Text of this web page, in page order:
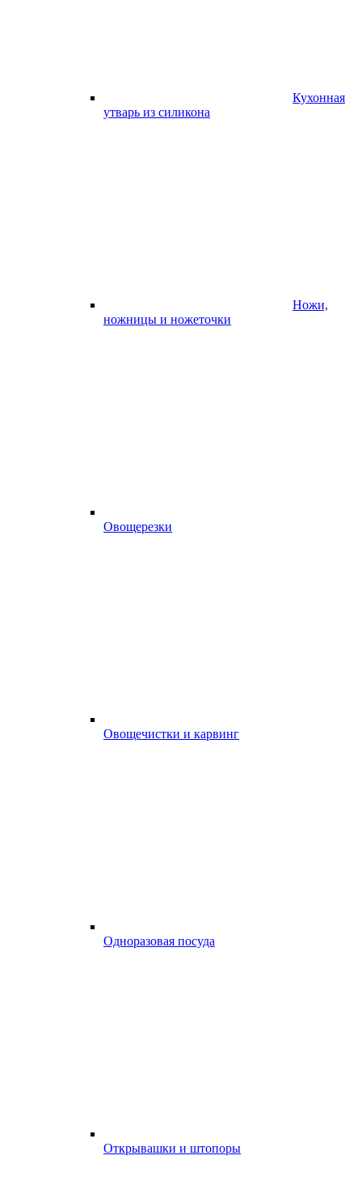
Кухонная
утварь из силикона
Ножи,
ножницы и ножеточки
Овощерезки
Овощечистки и карвинг
Одноразовая посуда
Открывашки и штопоры